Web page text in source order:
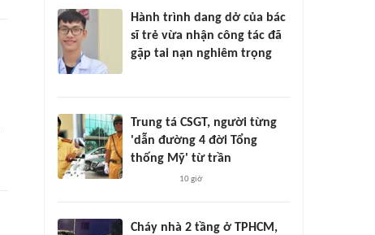
Hành trình dang dở của bác
sĩ trẻ vừa nhận công tác đã
gặp tai nạn nghiêm trọng
Trung tá CSGT, người từng
'dẫn đường 4 đời Tổng
thống Mỹ' từ trần
10 giờ
Cháy nhà 2 tầng ở TPHCM,